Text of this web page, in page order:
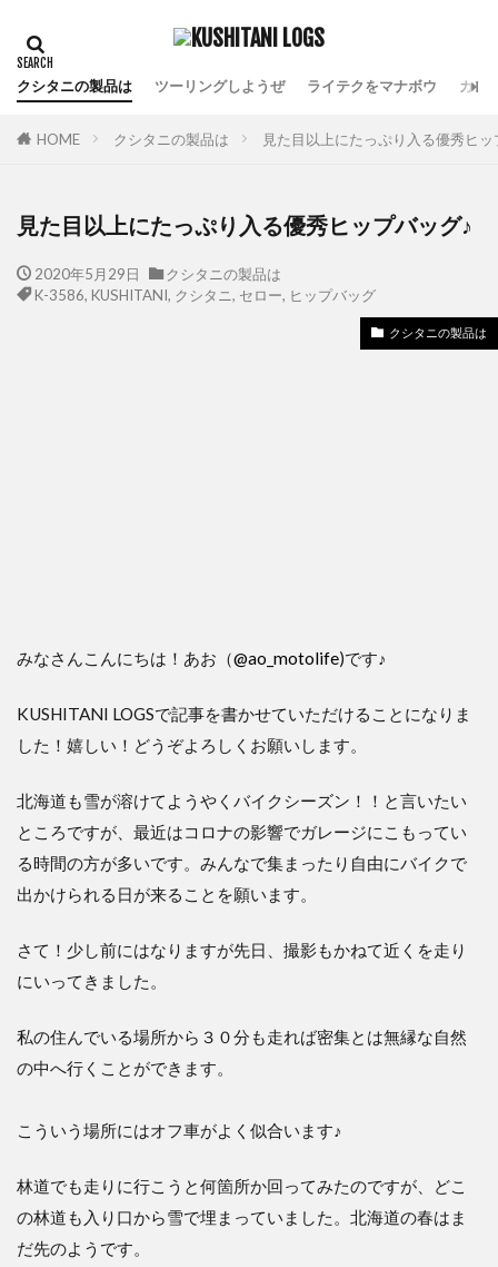
クシタニの製品は ツーリングしようぜ ライテクをマナボウ カフ
HOME クシタニの製品は 見た目以上にたっぷり入る優秀ヒッ
見た目以上にたっぷり入る優秀ヒップバッグ♪
2020年5月29日
クシタニの製品は
K-3586, KUSHITANI, クシタニ, セロー, ヒップバッグ
クシタニの製品は
みなさんこんにちは！あお（@ao_motolife)です♪
KUSHITANI LOGSで記事を書かせていただけることになりま
した！嬉しい！どうぞよろしくお願いします。
北海道も雪が溶けてようやくバイクシーズン！！と言いたい
ところですが、最近はコロナの影響でガレージにこもってい
る時間の方が多いです。みんなで集まったり自由にバイクで
出かけられる日が来ることを願います。
さて！少し前にはなりますが先日、撮影もかねて近くを走り
にいってきました。
私の住んでいる場所から３０分も走れば密集とは無縁な自然
の中へ行くことができます。
こういう場所にはオフ車がよく似合います♪
林道でも走りに行こうと何箇所か回ってみたのですが、どこ
の林道も入り口から雪で埋まっていました。北海道の春はま
だ先のようです。